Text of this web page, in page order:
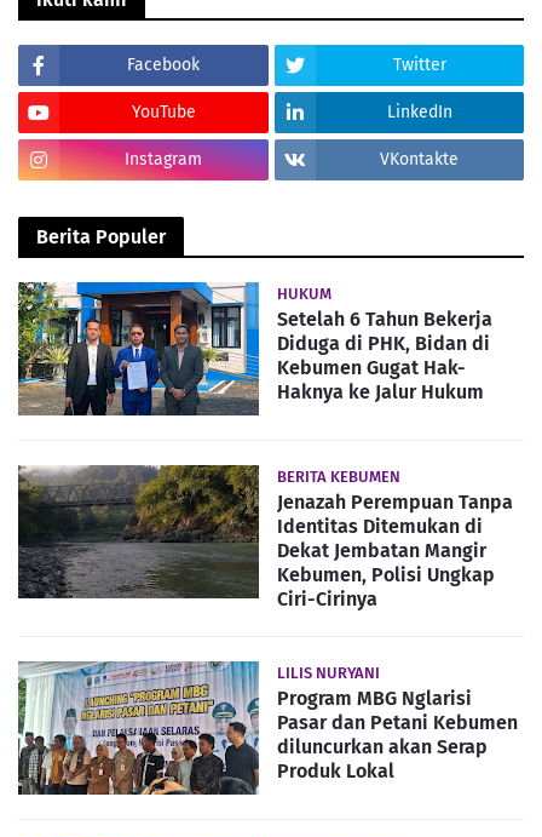
Facebook Twitter
YouTube LinkedIn
Instagram VKontakte
Berita Populer
HUKUM
Setelah 6 Tahun Bekerja
Diduga di PHK, Bidan di
Kebumen Gugat Hak-
Haknya ke Jalur Hukum
BERITA KEBUMEN
Jenazah Perempuan Tanpa
Identitas Ditemukan di
Dekat Jembatan Mangir
Kebumen, Polisi Ungkap
Ciri-Cirinya
LILIS NURYANI
Program MBG Nglarisi
Pasar dan Petani Kebumen
diluncurkan akan Serap
Produk Lokal